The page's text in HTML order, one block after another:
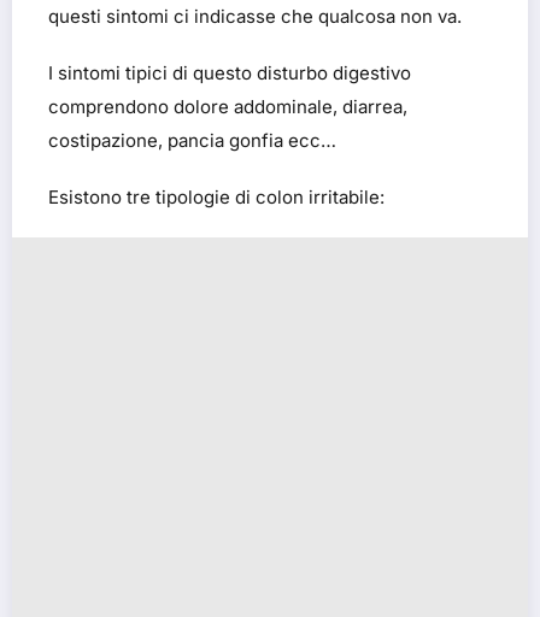
questi sintomi ci indicasse che qualcosa non va.
I sintomi tipici di questo disturbo digestivo
comprendono dolore addominale, diarrea,
costipazione, pancia gonfia ecc…
Esistono tre tipologie di colon irritabile: